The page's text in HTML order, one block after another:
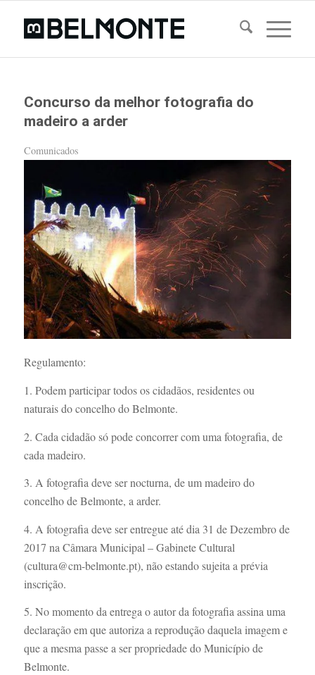
Concurso da melhor fotografia do
madeiro a arder
Comunicados
Regulamento:
1. Podem participar todos os cidadãos, residentes ou
naturais do concelho do Belmonte.
2. Cada cidadão só pode concorrer com uma fotografia, de
cada madeiro.
3. A fotografia deve ser nocturna, de um madeiro do
concelho de Belmonte, a arder.
4. A fotografia deve ser entregue até dia 31 de Dezembro de
2017 na Câmara Municipal – Gabinete Cultural
(cultura@cm-belmonte.pt), não estando sujeita a prévia
inscrição.
5. No momento da entrega o autor da fotografia assina uma
declaração em que autoriza a reprodução daquela imagem e
que a mesma passe a ser propriedade do Município de
Belmonte.